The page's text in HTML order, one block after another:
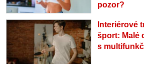
pozor?
Interiérové
šport: Malé
s